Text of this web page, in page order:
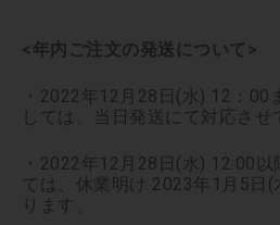
<年内ご注文の発送について>
・2022年12月28日(水) 12：00
しては、当日発送にて対応させ
・2022年12月28日(水) 12:00以
ては、休業明け 2023年1月5日
ります。